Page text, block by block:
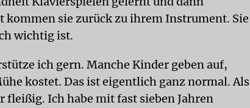
kommen sie zurück zu ihrem Instrument. Sie
wichtig ist.
ich gern. Manche Kinder geben auf,
kostet. Das ist eigentlich ganz normal. Als
fleißig. Ich habe mit fast sieben Jahren